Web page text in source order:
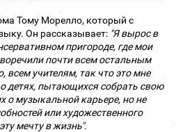
Тому Морелло, который с
Он рассказывает: "Я вырос в
пригороде, где мои
почти всем остальным
всем учителям, так что это мне
детях, пытающихся собрать свою
о музыкальной карьере, но не
или художественного
мечту в жизнь".